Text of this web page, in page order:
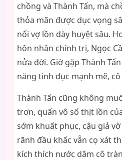
chồng và Thành Tấn, mà
thỏa mãn được dục vọng
nổi vợ lồn dày huyệt sâu.
hôn nhân chính trị, Ngọc
nửa đời. Giờ gặp Thành
năng tình dục mạnh mẽ,
Thành Tấn cũng không
trơn, quấn vô số thịt lồn
sớm khuất phục, cậu giả
rãnh đầu khấc vẫn cọ xát
kích thích nước dâm cô